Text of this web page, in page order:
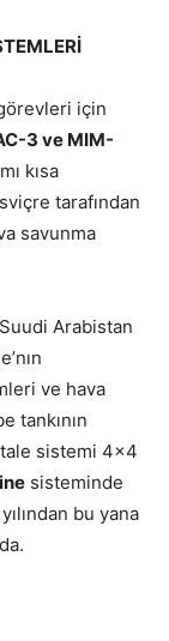
için
3 ve MIM-
kısa
tarafından
savunma
Arabistan
ve hava
tankının
sistemi 4×4
sisteminde
bu yana